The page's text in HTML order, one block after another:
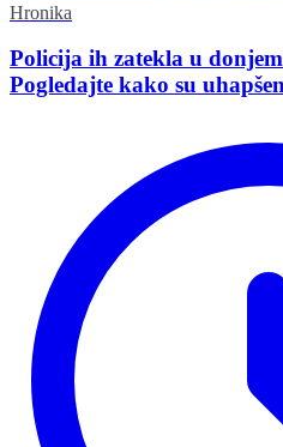
Hronika
Policija ih zatekla u
Pogledajte kako su